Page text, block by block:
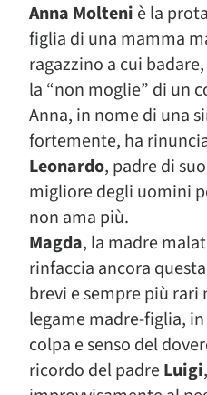
Anna Molteni è la
figlia di una mamma
ragazzino a cui
la “non moglie” di un
Anna, in nome di una
fortemente, ha
Leonardo, padre di
migliore degli uomini
non ama più.
Magda, la madre
rinfaccia ancora
brevi e sempre più
legame madre-figlia,
colpa e senso del
ricordo del padreLuigi